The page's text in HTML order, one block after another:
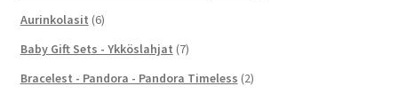
Aurinkolasit (6)
Baby Gift Sets - Ykköslahjat (7)
Bracelest - Pandora - Pandora Timeless (2)